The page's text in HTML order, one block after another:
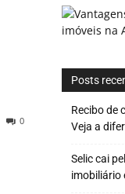
0
Posts
Recibo de
Veja a
Selic cai
imobiliário